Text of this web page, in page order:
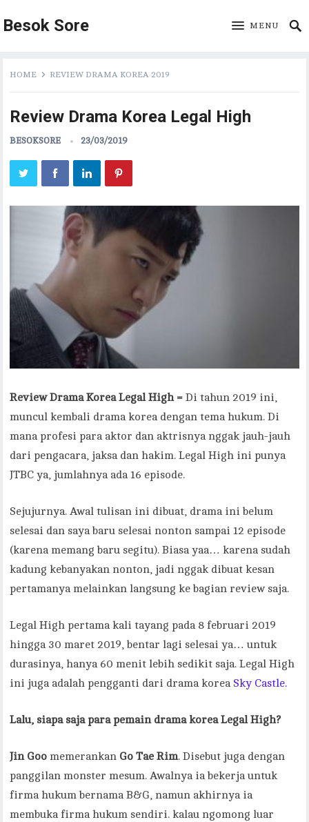
Besok Sore MENU
HOME REVIEW DRAMA KOREA 2019
Review Drama Korea Legal High
BESOKSORE 23/03/2019
Review Drama Korea Legal High =Di tahun 2019 ini,
muncul kembali drama korea dengan tema hukum. Di
mana profesi para aktor dan aktrisnya nggak jauh-jauh
dari pengacara, jaksa dan hakim. Legal High ini punya
JTBC ya, jumlahnya ada 16 episode.
Sejujurnya. Awal tulisan ini dibuat, drama ini belum
selesai dan saya baru selesai nonton sampai 12 episode
(karena memang baru segitu). Biasa yaa… karena sudah
kadung kebanyakan nonton, jadi nggak dibuat kesan
pertamanya melainkan langsung ke bagian review saja.
Legal High pertama kali tayang pada 8 februari 2019
hingga 30 maret 2019, bentar lagi selesai ya… untuk
durasinya, hanya 60 menit lebih sedikit saja. Legal High
ini juga adalah pengganti dari drama koreaSky Castle.
Lalu, siapa saja para pemain drama korea Legal High?
Jin Goo memerankan Go Tae Rim. Disebut juga dengan
panggilan monster mesum. Awalnya ia bekerja untuk
firma hukum bernama B&G, namun akhirnya ia
membuka firma hukum sendiri. kalau ngomong luar